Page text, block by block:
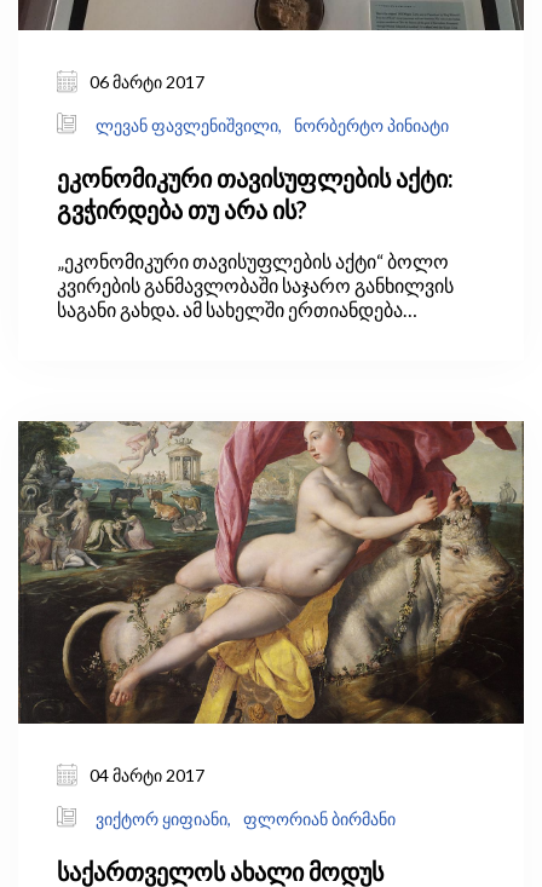
06 მარტი 2017
ლევან ფავლენიშვილი, ნორბერტო პინიატი
ეკონომიკური თავისუფლების აქტი:
გვჭირდება თუ არა ის?
„ეკონომიკური თავისუფლების აქტი“ ბოლო
კვირების განმავლობაში საჯარო განხილვის
საგანი გახდა. ამ სახელში ერთიანდება
საგადასახადო განაკვეთის გასაზრდელად
საჭიროა რეფერენდუმის ჩატარება და 2) 2013
წელს ძალაში შესული კანონი ეკონომიკური
თავისუფლების შესახებ, რომელიც დამატებით
შეზღუდვებს უწესებს ხელისუფლებას
ფისკალურ პოლიტიკის განხორციელებაში (იხ.
ცხრილი 1).
04 მარტი 2017
ვიქტორ ყიფიანი, ფლორიან ბირმანი
საქართველოს ახალი მოდუს